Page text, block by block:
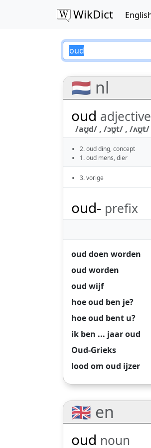
WikDict
oud –
🇳🇱 nl
oud adjective
/aʊ̯d/ , /ɔʊ̯t/ , /ʌʊ̯t/
2. oud ding, concept
1. oud mens, dier
3. vorige
oud- prefix
oud doen worden
oud worden
oud wijf
hoe oud ben je?
hoe oud bent u?
ik ben ... jaar oud
Oud-Grieks
lood om oud ijzer
🇬🇧 en
oud noun